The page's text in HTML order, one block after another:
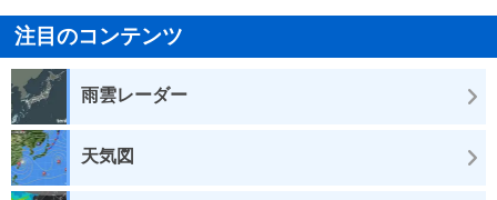
注目のコンテンツ
雨雲レーダー
天気図